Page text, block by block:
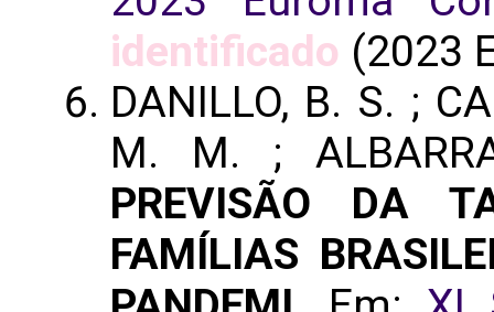
identificado (2023
DANILLO, B. S. ;
M. M. ;
PREVISÃO DA
FAMÍLIAS